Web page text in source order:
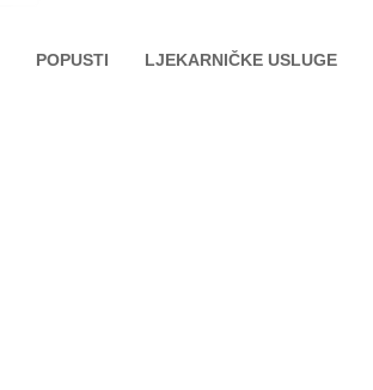
POPUSTI LJEKARNIČKE USLUGE